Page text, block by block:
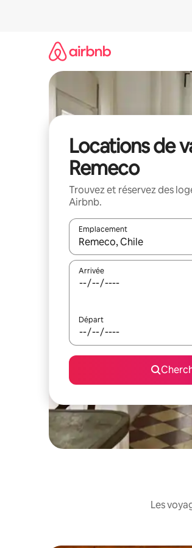
Locations de
Remeco
Trouvez et réservez des
Airbnb.
Emplacement
Quand les résultats sont
Arrivée
Départ
Les